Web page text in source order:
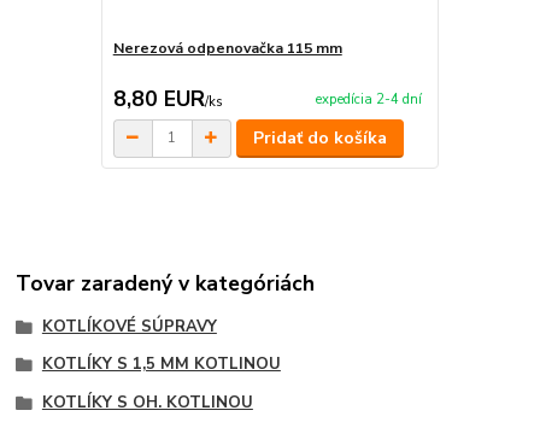
Nerezová odpenovačka 115 mm
8,80 EUR/ks expedícia 2-4 dní
Pridať do košíka
Tovar zaradený v kategóriách
KOTLÍKOVÉ SÚPRAVY
KOTLÍKY S 1,5 MM KOTLINOU
KOTLÍKY S OH. KOTLINOU